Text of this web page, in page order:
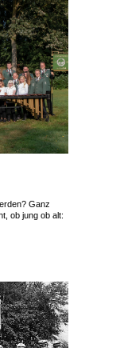
Ganz
ob jung ob alt: